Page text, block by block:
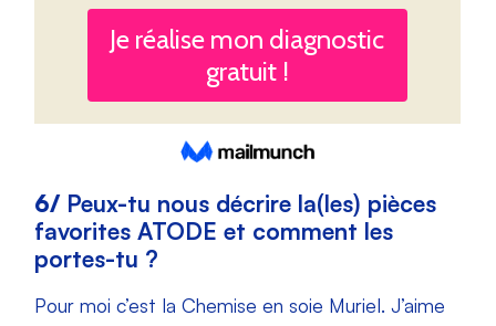
6/ Peux-tu nous décrire la(les) pièces
favorites ATODE et comment les
portes-tu ?
Pour moi c’est la Chemise en soie Muriel. J’aime